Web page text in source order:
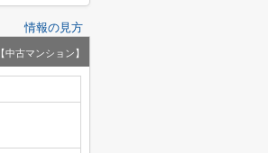
情報の見方
【中古マンション】